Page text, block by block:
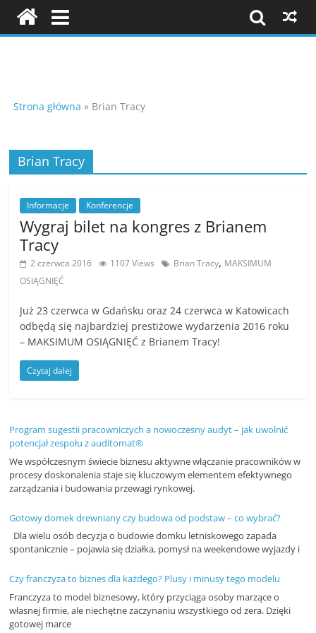
i
o
n
e
e
n
c
s
z
k
o
e
n
,
Strona główna » Brian Tracy
Brian Tracy
Informacje Konferencje
Wygraj bilet na kongres z Brianem
Tracy
2 czerwca 2016 1107 Views Brian Tracy, MAKSIMUM
OSIĄGNIĘĆ
Już 23 czerwca w Gdańsku oraz 24 czerwca w Katowicach
odbędą się najbardziej prestiżowe wydarzenia 2016 roku
– MAKSIMUM OSIĄGNIĘĆ z Brianem Tracy!
Czytaj dalej
Program sugestii pracowniczych a nowoczesny audyt – jak uwolnić
potencjał zespołu z auditomat®
We współczesnym świecie biznesu aktywne włączanie pracowników w
procesy doskonalenia staje się kluczowym elementem efektywnego
zarządzania i budowania przewagi rynkowej.
Gotowy domek drewniany czy budowa od podstaw – co wybrać?
Dla wielu osób decyzja o budowie domku letniskowego zapada
spontanicznie – pojawia się działka, pomysł na weekendowe wyjazdy i
Czy franczyza to biznes dla każdego? Plusy i minusy tego modelu
Franczyza to model biznesowy, który przyciąga osoby marzące o
własnej firmie, ale niechętne zaczynaniu wszystkiego od zera. Dzięki
gotowej marce